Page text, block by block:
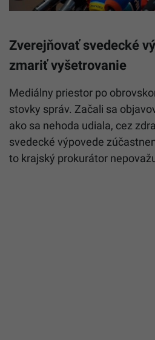
Zverejňovať svedecké
zmariť vyšetrovanie
Mediálny priestor po
stovky správ. Začali sa
ako sa nehoda udiala, cez
svedecké výpovede
to krajský prokurátor